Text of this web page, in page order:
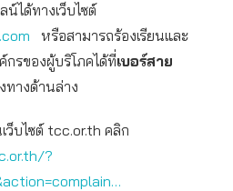
ได้ทางเว็บไซต์
หรือสามารถร้องเรียนและ
กรของผู้บริโภคได้ที่เบอร์สาย
ทางด้านล่าง
ว็บไซต์ tcc.or.th คลิก
?